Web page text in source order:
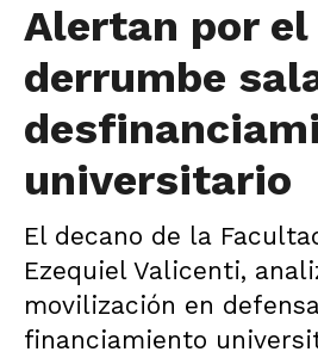
Alertan por el
derrumbe
universitario
El decano de la
Ezequiel Valicenti,
movilización en
financiamiento